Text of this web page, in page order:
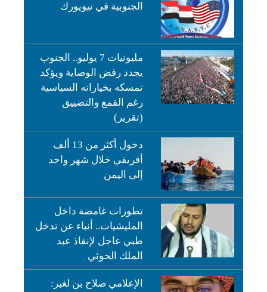
الجنوبية في نيويورك
مليونيات 7 يوليو.. الجنوب
يجدد رفض الوصاية ويؤكد
تمسكه بخياراته السياسية
رغم القمع والتضييق
(تقرير)
دخول أكثر من 13 ألف
أفريقي خلال شهر واحد
إلى اليمن
تطورات غامضة داخل
المليشيات.. أنباء عن تدخل
طبي عاجل لإنقاذ عبد
الملك الحوثي
الإعلامي صلاح بن لغبر: